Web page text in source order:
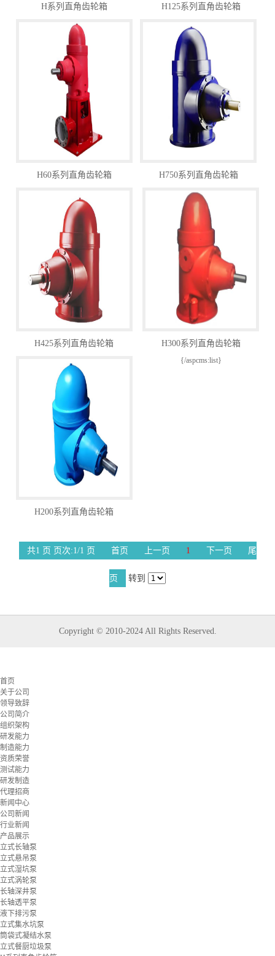
H系列直角齿轮箱 H125系列直角齿轮箱
H60系列直角齿轮箱 H750系列直角齿轮箱
H425系列直角齿轮箱 H300系列直角齿轮箱
H200系列直角齿轮箱
{/aspcms:list}
共1 页 页次:1/1 页 首页 上一页 1 下一页 尾
页 转到
Copyright © 2010-2024 All Rights Reserved.
首页
关于公司
领导致辞
公司简介
组织架构
研发能力
制造能力
资质荣誉
测试能力
研发制造
代理招商
新闻中心
公司新闻
行业新闻
产品展示
立式长轴泵
立式悬吊泵
立式湿坑泵
立式涡轮泵
长轴深井泵
长轴透平泵
液下排污泵
立式集水坑泵
筒袋式凝结水泵
立式餐厨垃圾泵